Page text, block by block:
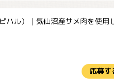
ハル）｜気仙沼産サメ肉を使用
応募す